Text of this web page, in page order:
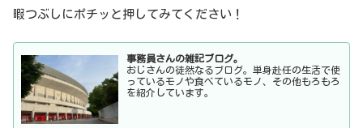
暇つぶしにポチッと押してみてください！
事務員さんの雑記ブログ。
おじさんの徒然なるブログ。単身赴任の生活で使
っているモノや食べているモノ、その他もろもろ
を紹介しています。